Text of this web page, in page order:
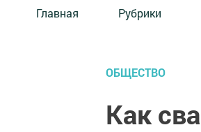
Главная Рубрики
ОБЩЕСТВО
Как